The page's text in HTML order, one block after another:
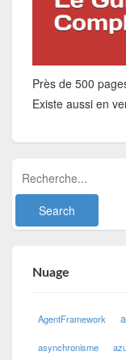
Près de 500
Existe aussi en
Nuage
AgentFramework
asynchronisme